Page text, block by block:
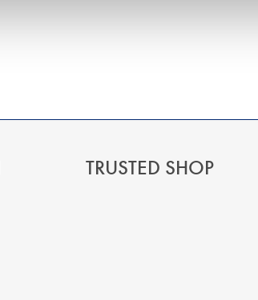
TRUSTED SHOP